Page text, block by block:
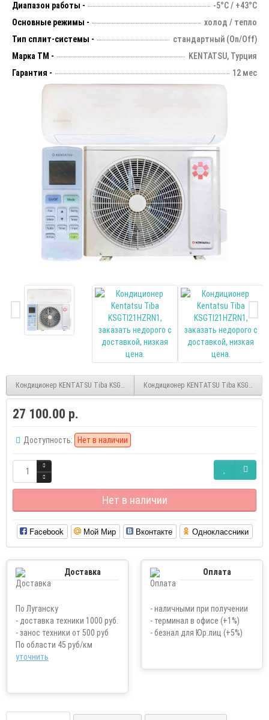
Диапазон работы -
-5°С / +43°С
Основные режимы -
холод / тепло
Тип сплит-системы -
стандартный (On/Off)
Марка ТМ -
KENTATSU, Турция
Гарантия -
12 мес
Кондиционер KENTATSU Tiba KSGTI35HZRN1 inverterКондиционер KENTATSU Tiba
27 100.00 р.
Доступность: Нет в наличии
Нет в наличии
Facebook Мой Мир Вконтакте Одноклассники
Доставка
По Луганску
- доставка техники 1000 руб.
- занос техники от 500 руб
По области 45 руб/км
уточнить
Оплата
- наличными при получении
- терминал в офисе (+1%)
- безнал для Юр.лиц (+5%)